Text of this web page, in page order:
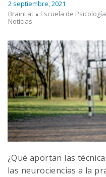
2 septiembre, 2021
BrainLat
Escuela de Psicología
Noticias
¿Qué aportan las
las neurociencias a la